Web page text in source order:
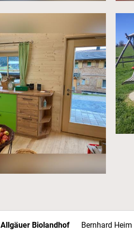
Allgäuer Biolandhof Bernhard Heim